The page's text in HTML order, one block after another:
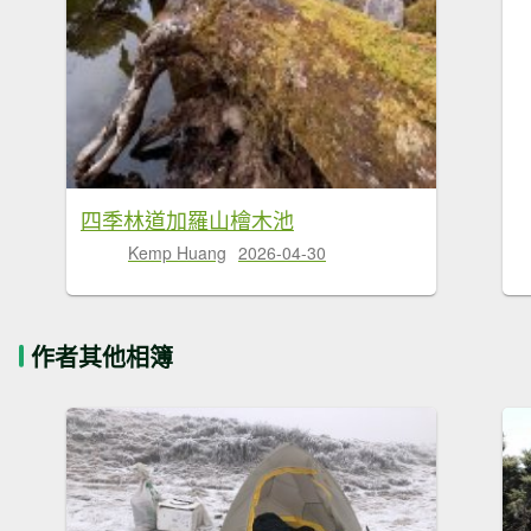
四季林道加羅山檜木池
Kemp Huang 2026-04-30
作者其他相簿